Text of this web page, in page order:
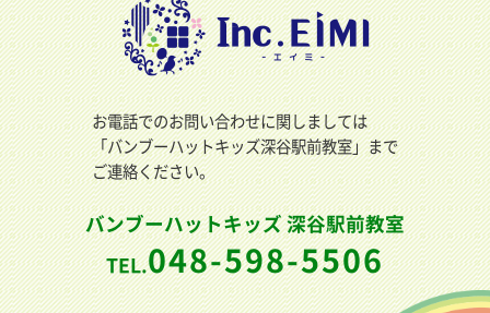
お電話でのお問い合わせに関しましては
「バンブーハットキッズ深谷駅前教室」まで
ご連絡ください。
バンブーハットキッズ 深谷駅前教室
TEL.048-598-5506